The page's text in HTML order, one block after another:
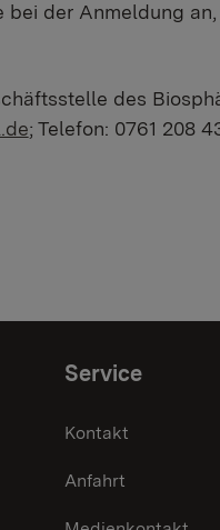
der Anmeldung an,
des
; Telefon: 0761 208
Service
Kontakt
Anfahrt